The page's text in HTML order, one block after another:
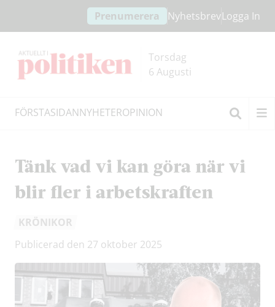
innehållet
headern
Prenumerera NyhetsbrevLogga In
Torsdag
6 Augusti
FÖRSTASIDANNYHETEROPINION
Tänk vad vi kan göra när vi
blir fler i arbetskraften
KRÖNIKOR
Publicerad den 27 oktober 2025